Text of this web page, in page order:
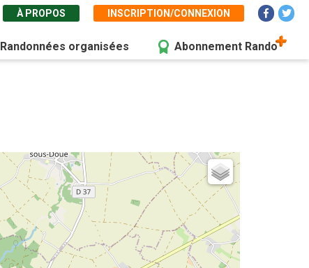
À PROPOS INSCRIPTION/CONNEXION
Randonnées organisées Abonnement Rando